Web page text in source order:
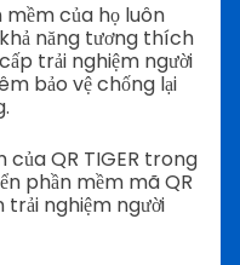
mềm của họ luôn
năng tương thích
trải nghiệm người
bảo vệ chống lại
của QR TIGER trong
phần mềm mã QR
trải nghiệm người